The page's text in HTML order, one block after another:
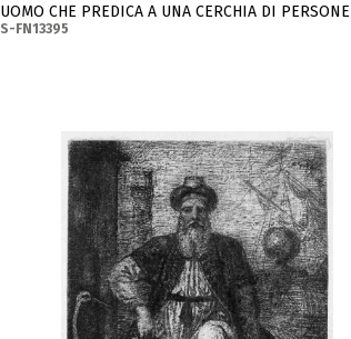
UOMO CHE PREDICA A UNA CERCHIA DI PERSONE
S-FN13395